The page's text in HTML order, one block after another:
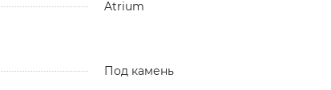
Atrium
Под камень